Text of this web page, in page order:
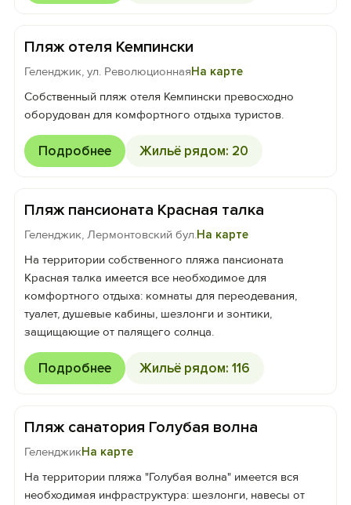
Пляж отеля Кемпински
Геленджик, ул. РеволюционнаяНа карте
Собственный пляж отеля Кемпински превосходно
оборудован для комфортного отдыха туристов.
Подробнее Жильё рядом: 20
Пляж пансионата Красная талка
Геленджик, Лермонтовский бул.На карте
На территории собственного пляжа пансионата
Красная талка имеется все необходимое для
комфортного отдыха: комнаты для переодевания,
туалет, душевые кабины, шезлонги и зонтики,
защищающие от палящего солнца.
Подробнее Жильё рядом: 116
Пляж санатория Голубая волна
ГеленджикНа карте
На территории пляжа "Голубая волна" имеется вся
необходимая инфраструктура: шезлонги, навесы от